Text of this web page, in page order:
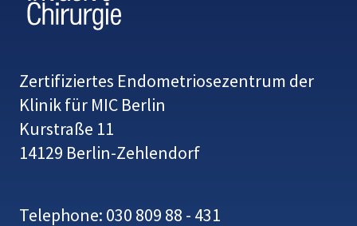
Zertifiziertes Endometriosezentrum der
Klinik für MIC Berlin
Kurstraße 11
14129 Berlin-Zehlendorf
Telephone: 030 809 88 - 431